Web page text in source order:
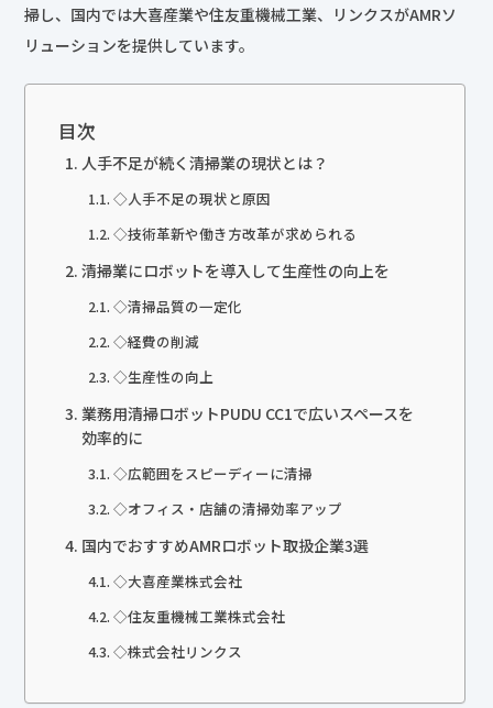
掃し、国内では大喜産業や住友重機械工業、リンクスがAMRソ
リューションを提供しています。
目次
人手不足が続く清掃業の現状とは？
◇人手不足の現状と原因
◇技術革新や働き方改革が求められる
清掃業にロボットを導入して生産性の向上を
◇清掃品質の一定化
◇経費の削減
◇生産性の向上
業務用清掃ロボットPUDU CC1で広いスペースを
効率的に
◇広範囲をスピーディーに清掃
◇オフィス・店舗の清掃効率アップ
国内でおすすめAMRロボット取扱企業3選
◇大喜産業株式会社
◇住友重機械工業株式会社
◇株式会社リンクス